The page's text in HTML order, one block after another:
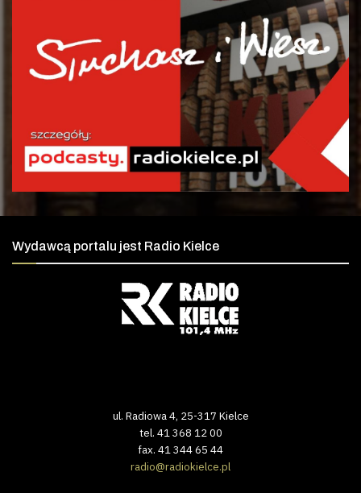
Wydawcą portalu jest Radio Kielce
ul. Radiowa 4, 25-317 Kielce
tel. 41 368 12 00
fax. 41 344 65 44
radio@radiokielce.pl